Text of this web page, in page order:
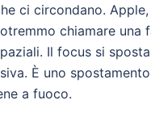
ci circondano.
chiamare una
Il focus si
È uno
a fuoco.